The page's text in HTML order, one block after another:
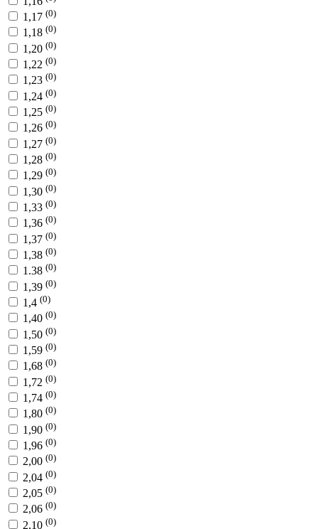
1,17 (0)
1,18 (0)
1,20 (0)
1,22 (0)
1,23 (0)
1,24 (0)
1,25 (0)
1,26 (0)
1,27 (0)
1,28 (0)
1,29 (0)
1,30 (0)
1,33 (0)
1,36 (0)
1,37 (0)
1,38 (0)
1.38 (0)
1,39 (0)
1,4 (0)
1,40 (0)
1,50 (0)
1,59 (0)
1,68 (0)
1,72 (0)
1,74 (0)
1,80 (0)
1,90 (0)
1,96 (0)
2,00 (0)
2,04 (0)
2,05 (0)
2,06 (0)
2,10 (0)